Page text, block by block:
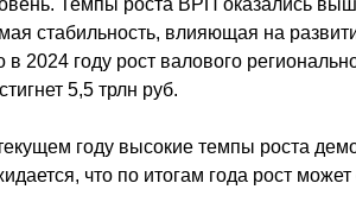
Темпы роста ВРП оказались
стабильность, влияющая на
в 2024 году рост валового
5,5 трлн руб.
году высокие темпы роста
что по итогам года рост может